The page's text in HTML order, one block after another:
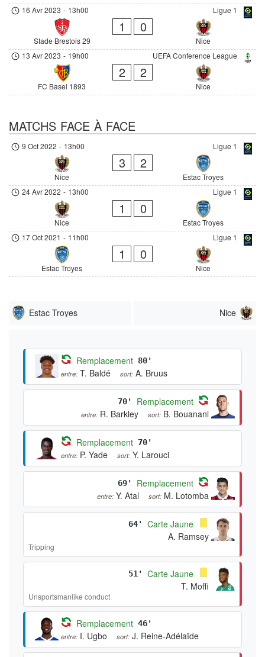
Ligue 1
16 Avr 2023 - 13h00
Stade Brestois 29
1 0
Nice
UEFA Conference League
13 Avr 2023 - 19h00
FC Basel 1893
2 2
Nice
MATCHS FACE À FACE
Ligue 1
9 Oct 2022 - 13h00
Nice
3 2
Estac Troyes
Ligue 1
24 Avr 2022 - 13h00
Nice
1 0
Estac Troyes
Ligue 1
17 Oct 2021 - 11h00
Estac Troyes
1 0
Nice
Estac Troyes Nice
Remplacement 80'
entre: T. Baldé sort: A. Bruus
70' Remplacement
entre: R. Barkley sort: B. Bouanani
Remplacement 70'
entre: P. Yade sort: Y. Larouci
69' Remplacement
entre: Y. Atal sort: M. Lotomba
64'
Carte Jaune
A. Ramsey
Tripping
51'
Carte Jaune
T. Moffi
Unsportsmanlike conduct
Remplacement 46'
entre: I. Ugbo sort: J. Reine-Adélaïde